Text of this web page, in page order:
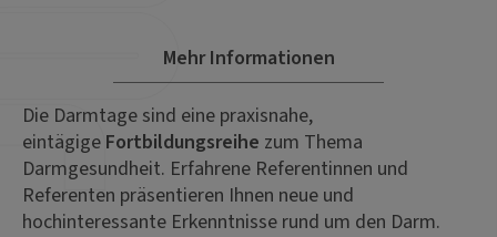
Mehr Informationen
Die Darmtage sind eine praxisnahe,
eintägige Fortbildungsreihe zum Thema
Darmgesundheit. Erfahrene Referentinnen und
Referenten präsentieren Ihnen neue und
hochinteressante Erkenntnisse rund um den Darm.